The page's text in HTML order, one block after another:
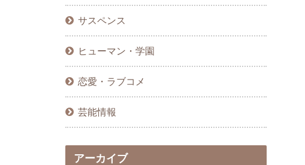
サスペンス
ヒューマン・学園
恋愛・ラブコメ
芸能情報
アーカイブ